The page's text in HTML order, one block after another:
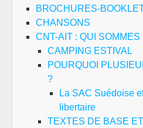
BROCHURES-
CHANSONS
CNT-AIT : QUI SOMMES
CAMPING ESTIVAL
POURQUOI
?
La SAC Suédoise
libertaire
TEXTES DE BASE